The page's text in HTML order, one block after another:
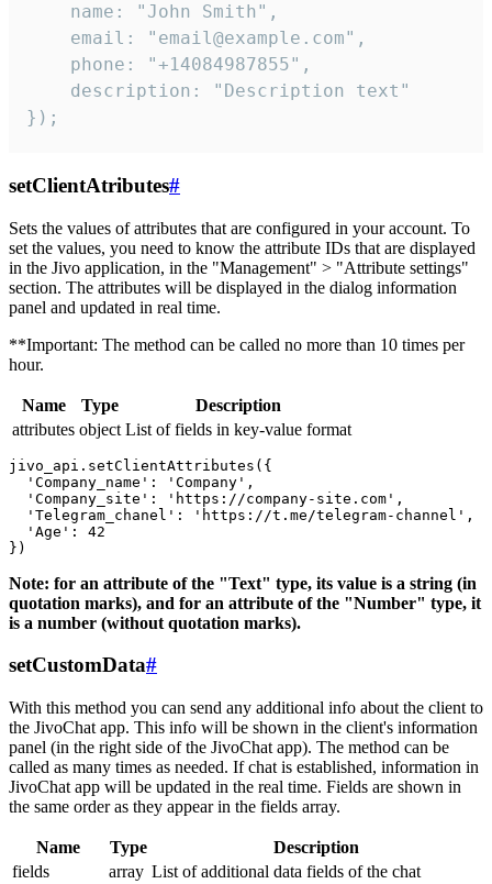
    name: "John Smith",
    email: "email@example.com",
    phone: "+14084987855",
    description: "Description text"
});
setClientAtributes#
Sets the values ​​of attributes that are configured in your account. To
set the values, you need to know the attribute IDs that are displayed
in the Jivo application, in the "Management" > "Attribute settings"
section. The attributes will be displayed in the dialog information
panel and updated in real time.
**Important: The method can be called no more than 10 times per
hour.
Name Type
Description
attributes object List of fields in key-value format
jivo_api.setClientAttributes({
  'Company_name': 'Company',
  'Company_site': 'https://company-site.com',
  'Telegram_chanel': 'https://t.me/telegram-channel',
  'Age': 42
Note: for an attribute of the "Text" type, its value is a string (in
quotation marks), and for an attribute of the "Number" type, it
is a number (without quotation marks).
setCustomData#
With this method you can send any additional info about the client to
the JivoChat app. This info will be shown in the client's information
panel (in the right side of the JivoChat app). The method can be
called as many times as needed. If chat is established, information in
JivoChat app will be updated in the real time. Fields are shown in
the same order as they appear in the fields array.
Name Type
Description
fields
array List of additional data fields of the chat